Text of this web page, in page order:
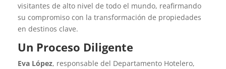
visitantes de alto nivel de todo el mundo, reafirmando
su compromiso con la transformación de propiedades
en destinos clave.
Un Proceso Diligente
Eva López, responsable del Departamento Hotelero,